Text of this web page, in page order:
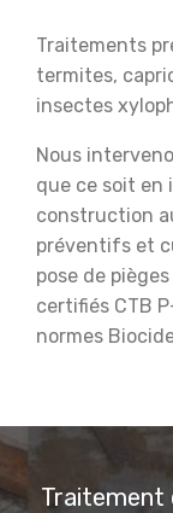
Traitements
termites,
insectes
Nous
que ce soit en
construction
préventifs et
pose de
certifiés CTB
normes
Traitement